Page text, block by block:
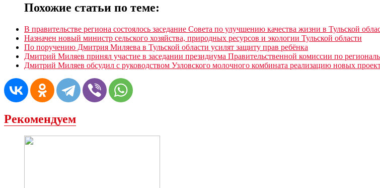
Похожие статьи по теме:
В правительстве региона состоялось заседание Совета по улучшению качества жизни в Тульской
Назначен новый министр сельского хозяйства, природных ресурсов и экологии Тульской области
По поручению Дмитрия Миляева в Тульской области усилят защиту прав ребёнка
Дмитрий Миляев принял участие в заседании президиума Правительственной комиссии по
Дмитрий Миляев обсудил с руководством Узловского молочного комбината реализацию новых
Рекомендуем